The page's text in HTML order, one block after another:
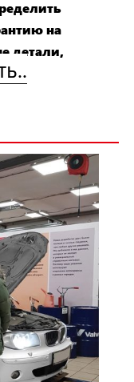
на
детали,